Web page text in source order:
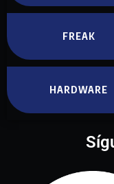
FREAK
HARDWARE